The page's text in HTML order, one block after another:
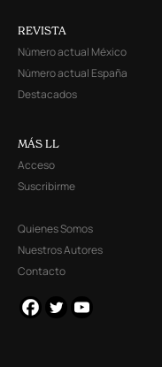
REVISTA
Número actual México
Número actual España
Destacados
MÁS LL
Acceso
Suscribirme
Quienes Somos
Nuestros Autores
Contacto